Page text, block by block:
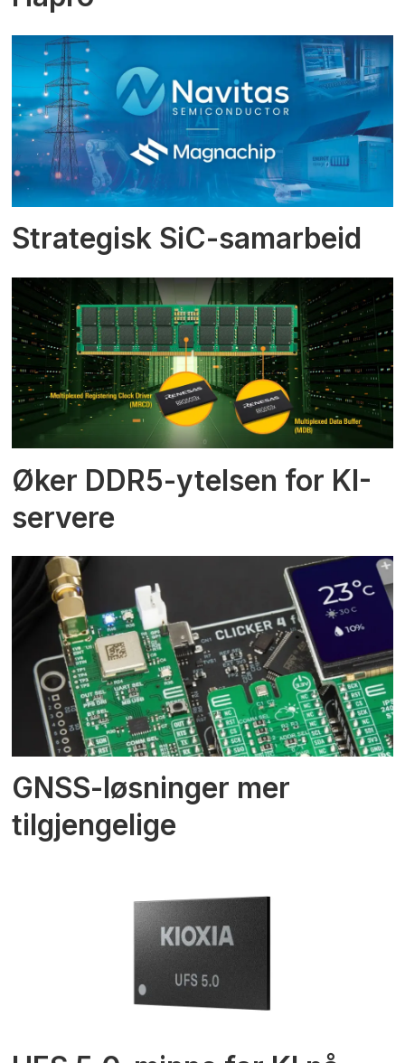
Strategisk SiC-samarbeid
Øker DDR5-ytelsen for KI-
servere
GNSS-løsninger mer
tilgjengelige